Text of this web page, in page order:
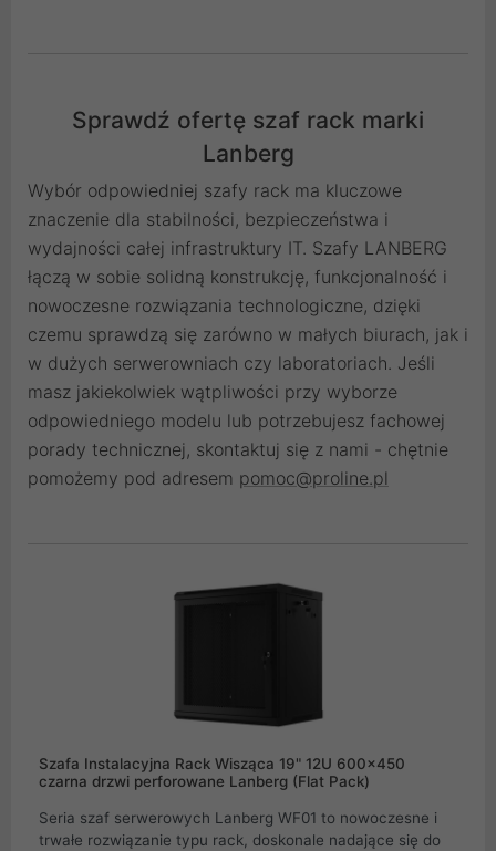
Sprawdź ofertę szaf rack marki
Lanberg
Wybór odpowiedniej szafy rack ma kluczowe
znaczenie dla stabilności, bezpieczeństwa i
wydajności całej infrastruktury IT. Szafy LANBERG
łączą w sobie solidną konstrukcję, funkcjonalność i
nowoczesne rozwiązania technologiczne, dzięki
czemu sprawdzą się zarówno w małych biurach, jak i
w dużych serwerowniach czy laboratoriach. Jeśli
masz jakiekolwiek wątpliwości przy wyborze
odpowiedniego modelu lub potrzebujesz fachowej
porady technicznej, skontaktuj się z nami - chętnie
pomożemy pod adresem pomoc@proline.pl
Szafa Instalacyjna Rack Wisząca 19" 12U 600x450
czarna drzwi perforowane Lanberg (Flat Pack)
Seria szaf serwerowych Lanberg WF01 to nowoczesne i
trwałe rozwiązanie typu rack, doskonale nadające się do